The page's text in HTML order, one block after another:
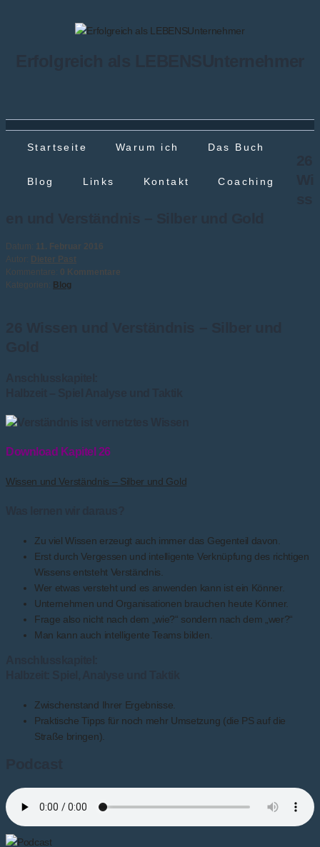
Startseite Warum ich Das Buch
Blog Links Kontakt Coaching
Datum: 11. Februar 2016
Autor: Dieter Past
Kommentare: 0 Kommentare
Kategorien: Blog
Download Kapitel 26
Wissen und Verständnis – Silber und Gold
Zu viel Wissen erzeugt auch immer das Gegenteil davon.
Erst durch Vergessen und intelligente Verknüpfung des richtigen
Wissens entsteht Verständnis.
Wer etwas versteht und es anwenden kann ist ein Könner.
Unternehmen und Organisationen brauchen heute Könner.
Frage also nicht nach dem „wie?“ sondern nach dem „wer?“
Man kann auch intelligente Teams bilden.
Zwischenstand Ihrer Ergebnisse.
Praktische Tipps für noch mehr Umsetzung (die PS auf die
Straße bringen).